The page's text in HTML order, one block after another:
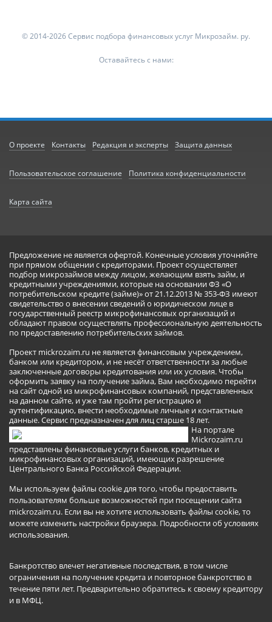
© 2014-2026 Сервис подбора финансовых услуг Микрозайм. ру.
Оставайтесь с нами:
О проекте Контакты Редакция и эксперты Защита данных
Пользовательское соглашение Политика конфиденциальности
Карта сайта
Предложение не является офертой. Конечные условия уточняйте
при прямом общении с кредиторами. Проект осуществляет
подбор микрозаймов между лицом, желающим взять займ, и
кредитными учреждениями, которые на основании ФЗ «О
потребительском кредите (займе)» от 21.12.2013 № 353-ФЗ имеют
свидетельство о внесении сведений о юридическом лице в
государственный реестр микрофинансовых организаций и
обладают правом осуществлять профессиональную деятельность
по предоставлению потребительских займов.
Проект mickrozaim.ru не является финансовым учреждением,
банком или кредитором, и не несёт ответственности за любые
заключенные договоры кредитования или их условия. Чтобы
оформить заявку на получение займа, Вам необходимо перейти
на сайт одной из микрофинансовых компаний, представленных
на данном сайте, и уже там пройти регистрацию и
аутентификацию, внести необходимые личные и контактные
данные. Сервис предназначен для лиц старше 18 лет.
На портале
Mickrozaim.ru
представлены финансовые услуги банков, кредитных и
микрофинансовых организаций, имеющих разрешение
Центрального Банка Российской Федерации.
Мы используем файлы cookie для того, чтобы предоставить
пользователям больше возможностей при посещении сайта
mickrozaim.ru. Если вы не хотите использовать файлы cookie, то
можете изменить настройки браузера. Подробности об условиях
использования.
Банкротство влечет негативные последствия, в том числе
ограничения на получение кредита и повторное банкротство в
течение пяти лет. Предварительно обратитесь к своему кредитору
и в МФЦ.